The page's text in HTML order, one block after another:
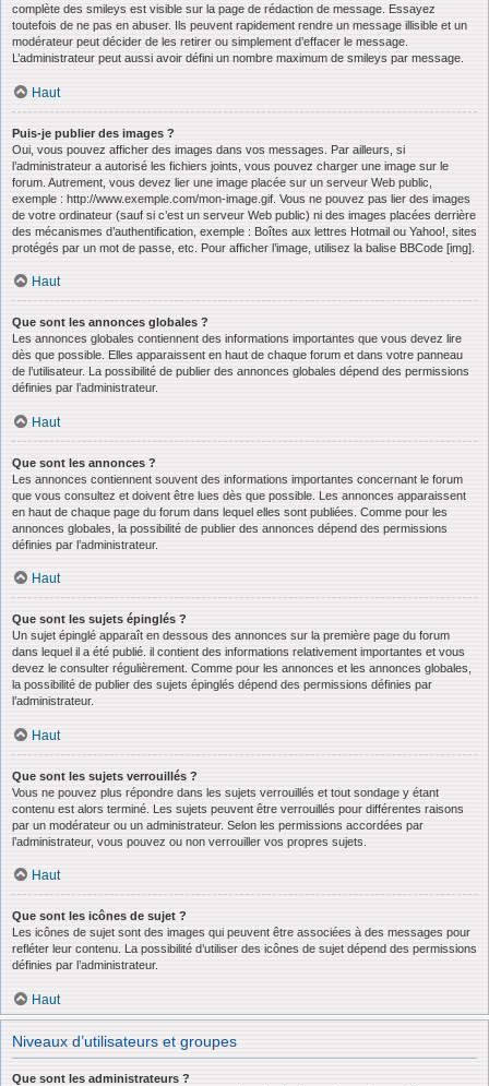
complète des smileys est visible sur la page de rédaction de message. Essayez
toutefois de ne pas en abuser. Ils peuvent rapidement rendre un message illisible et un
modérateur peut décider de les retirer ou simplement d’effacer le message.
L’administrateur peut aussi avoir défini un nombre maximum de smileys par message.
Haut
Puis-je publier des images ?
Oui, vous pouvez afficher des images dans vos messages. Par ailleurs, si
l’administrateur a autorisé les fichiers joints, vous pouvez charger une image sur le
forum. Autrement, vous devez lier une image placée sur un serveur Web public,
exemple : http://www.exemple.com/mon-image.gif. Vous ne pouvez pas lier des images
de votre ordinateur (sauf si c’est un serveur Web public) ni des images placées derrière
des mécanismes d’authentification, exemple : Boîtes aux lettres Hotmail ou Yahoo!, sites
protégés par un mot de passe, etc. Pour afficher l’image, utilisez la balise BBCode [img].
Haut
Que sont les annonces globales ?
Les annonces globales contiennent des informations importantes que vous devez lire
dès que possible. Elles apparaissent en haut de chaque forum et dans votre panneau
de l’utilisateur. La possibilité de publier des annonces globales dépend des permissions
définies par l’administrateur.
Haut
Que sont les annonces ?
Les annonces contiennent souvent des informations importantes concernant le forum
que vous consultez et doivent être lues dès que possible. Les annonces apparaissent
en haut de chaque page du forum dans lequel elles sont publiées. Comme pour les
annonces globales, la possibilité de publier des annonces dépend des permissions
définies par l’administrateur.
Haut
Que sont les sujets épinglés ?
Un sujet épinglé apparaît en dessous des annonces sur la première page du forum
dans lequel il a été publié. il contient des informations relativement importantes et vous
devez le consulter régulièrement. Comme pour les annonces et les annonces globales,
la possibilité de publier des sujets épinglés dépend des permissions définies par
l’administrateur.
Haut
Que sont les sujets verrouillés ?
Vous ne pouvez plus répondre dans les sujets verrouillés et tout sondage y étant
contenu est alors terminé. Les sujets peuvent être verrouillés pour différentes raisons
par un modérateur ou un administrateur. Selon les permissions accordées par
l’administrateur, vous pouvez ou non verrouiller vos propres sujets.
Haut
Que sont les icônes de sujet ?
Les icônes de sujet sont des images qui peuvent être associées à des messages pour
refléter leur contenu. La possibilité d’utiliser des icônes de sujet dépend des permissions
définies par l’administrateur.
Haut
Niveaux d’utilisateurs et groupes
Que sont les administrateurs ?